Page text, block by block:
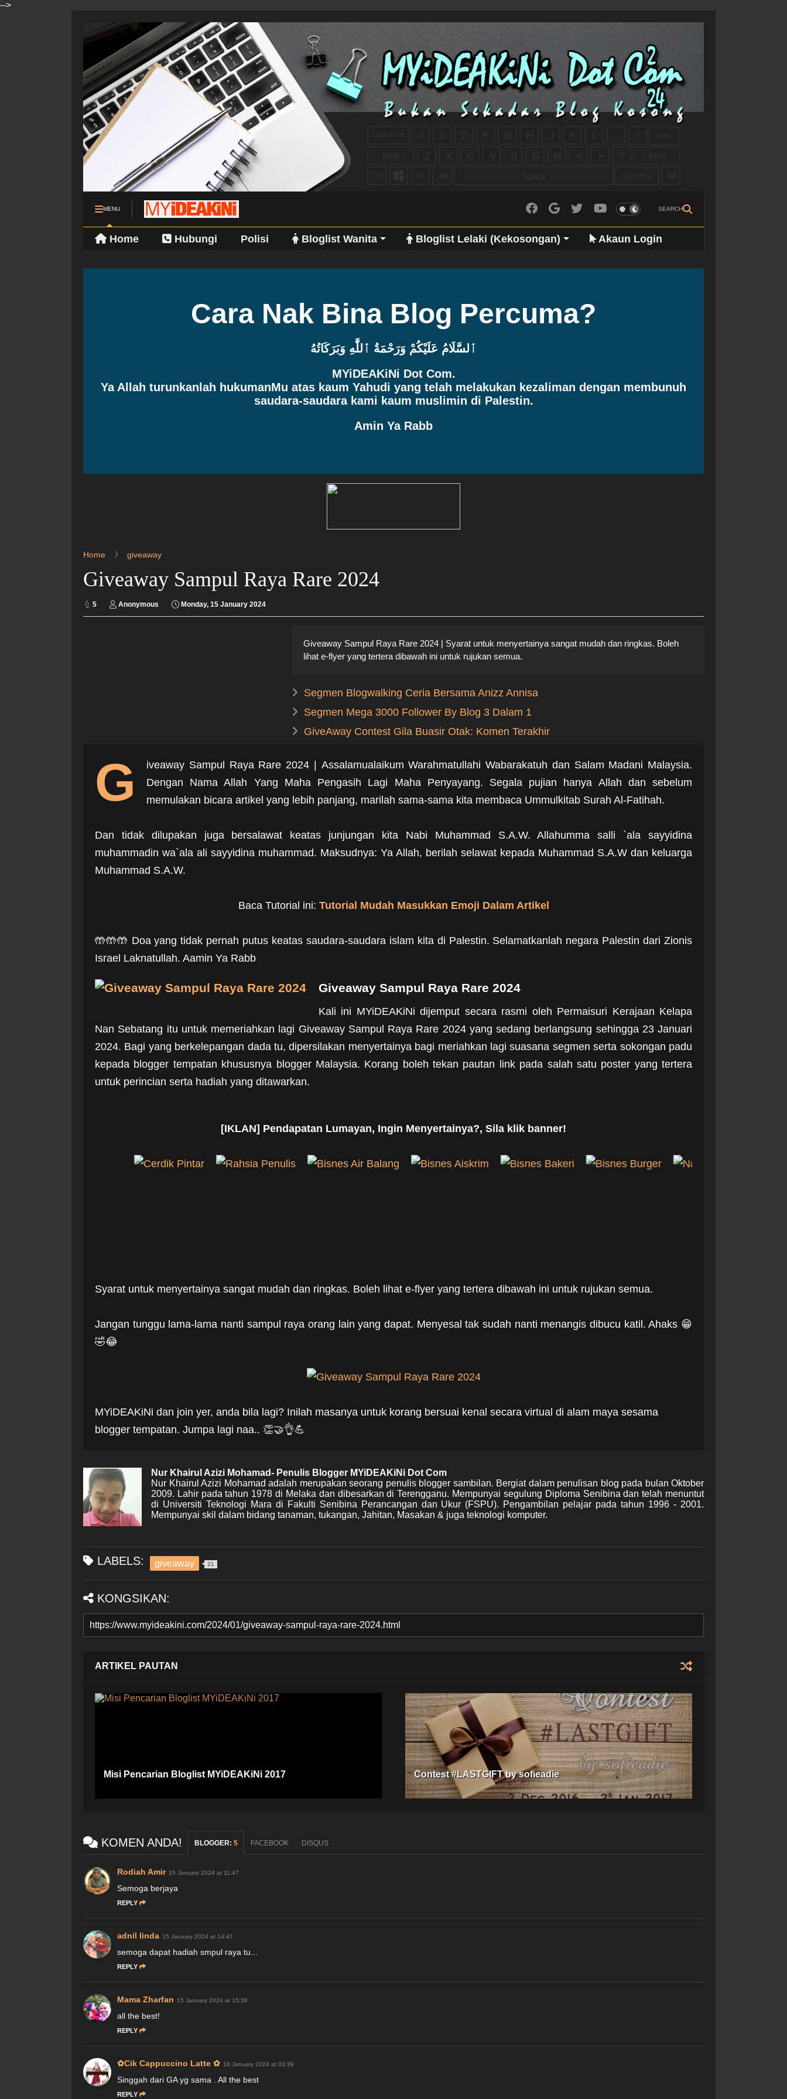
-->
MENU SEARCH
Home Hubungi Polisi Bloglist Wanita Bloglist Lelaki (Kekosongan) Akaun Login
Cara Nak Bina Blog Percuma?
ٱلسَّلَامُ عَلَيْكُمْ وَرَحْمَةُ ٱللَّٰهِ وَبَرَكَاتُهُ
MYiDEAKiNi Dot Com.
Ya Allah turunkanlah hukumanMu atas kaum Yahudi yang telah melakukan kezaliman dengan membunuh
saudara-saudara kami kaum muslimin di Palestin.
Amin Ya Rabb
Home giveaway
Giveaway Sampul Raya Rare 2024
5 Anonymous Monday, 15 January 2024
Giveaway Sampul Raya Rare 2024 | Syarat untuk menyertainya sangat mudah dan ringkas. Boleh
lihat e-flyer yang tertera dibawah ini untuk rujukan semua.
Segmen Blogwalking Ceria Bersama Anizz Annisa
Segmen Mega 3000 Follower By Blog 3 Dalam 1
GiveAway Contest Gila Buasir Otak: Komen Terakhir
G iveaway Sampul Raya Rare 2024 | Assalamualaikum Warahmatullahi Wabarakatuh dan Salam Madani Malaysia.
Dengan Nama Allah Yang Maha Pengasih Lagi Maha Penyayang. Segala pujian hanya Allah dan sebelum
memulakan bicara artikel yang lebih panjang, marilah sama-sama kita membaca Ummulkitab Surah Al-Fatihah.
Dan tidak dilupakan juga bersalawat keatas junjungan kita Nabi Muhammad S.A.W. Allahumma salli `ala sayyidina
muhammadin wa`ala ali sayyidina muhammad. Maksudnya: Ya Allah, berilah selawat kepada Muhammad S.A.W dan keluarga
Muhammad S.A.W.
Baca Tutorial ini: Tutorial Mudah Masukkan Emoji Dalam Artikel
🤲🤲🤲 Doa yang tidak pernah putus keatas saudara-saudara islam kita di Palestin. Selamatkanlah negara Palestin dari Zionis
Israel Laknatullah. Aamin Ya Rabb
Giveaway Sampul Raya Rare 2024
Kali ini MYiDEAKiNi dijemput secara rasmi oleh Permaisuri Kerajaan Kelapa
Nan Sebatang itu untuk memeriahkan lagi Giveaway Sampul Raya Rare 2024 yang sedang berlangsung sehingga 23 Januari
2024. Bagi yang berkelepangan dada tu, dipersilakan menyertainya bagi meriahkan lagi suasana segmen serta sokongan padu
kepada blogger tempatan khususnya blogger Malaysia. Korang boleh tekan pautan link pada salah satu poster yang tertera
untuk perincian serta hadiah yang ditawarkan.
[IKLAN] Pendapatan Lumayan, Ingin Menyertainya?, Sila klik banner!
Syarat untuk menyertainya sangat mudah dan ringkas. Boleh lihat e-flyer yang tertera dibawah ini untuk rujukan semua.
Jangan tunggu lama-lama nanti sampul raya orang lain yang dapat. Menyesal tak sudah nanti menangis dibucu katil. Ahaks 😁
🤣😂
MYiDEAKiNi dan join yer, anda bila lagi? Inilah masanya untuk korang bersuai kenal secara virtual di alam maya sesama
blogger tempatan. Jumpa lagi naa.. 👏🤝👌💪
Nur Khairul Azizi Mohamad- Penulis Blogger MYiDEAKiNi Dot Com
Nur Khairul Azizi Mohamad adalah merupakan seorang penulis blogger sambilan. Bergiat dalam penulisan blog pada bulan Oktober
2009. Lahir pada tahun 1978 di Melaka dan dibesarkan di Terengganu. Mempunyai segulung Diploma Senibina dan telah menuntut
di Universiti Teknologi Mara di Fakulti Senibina Perancangan dan Ukur (FSPU). Pengambilan pelajar pada tahun 1996 - 2001.
Mempunyai skil dalam bidang tanaman, tukangan, Jahitan, Masakan & juga teknologi komputer.
LABELS: giveaway 21
KONGSIKAN:
ARTIKEL PAUTAN
Misi Pencarian Bloglist MYiDEAKiNi 2017 Contest #LASTGIFT by sofieadie
KOMEN ANDA! BLOGGER: 5 FACEBOOK DISQUS
Rodiah Amir 15 January 2024 at 11:47
Semoga berjaya
REPLY
adnil linda 15 January 2024 at 14:47
semoga dapat hadiah smpul raya tu...
REPLY
Mama Zharfan 15 January 2024 at 15:38
all the best!
REPLY
✿Cik Cappuccino Latte ✿ 18 January 2024 at 03:39
Singgah dari GA yg sama . All the best
REPLY